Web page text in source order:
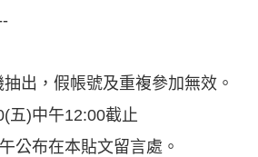
出，假帳號及重複參加無效。
五)中午12:00截止
公布在本貼文留言處。